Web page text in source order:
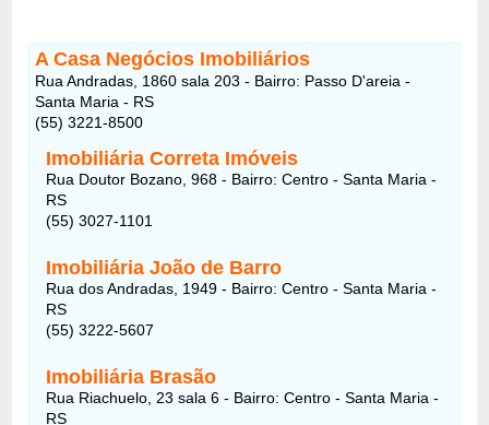
A Casa Negócios Imobiliários
Rua Andradas, 1860 sala 203 - Bairro: Passo D'areia -
Santa Maria - RS
(55) 3221-8500
Imobiliária Correta Imóveis
Rua Doutor Bozano, 968 - Bairro: Centro - Santa Maria -
RS
(55) 3027-1101
Imobiliária João de Barro
Rua dos Andradas, 1949 - Bairro: Centro - Santa Maria -
RS
(55) 3222-5607
Imobiliária Brasão
Rua Riachuelo, 23 sala 6 - Bairro: Centro - Santa Maria -
RS